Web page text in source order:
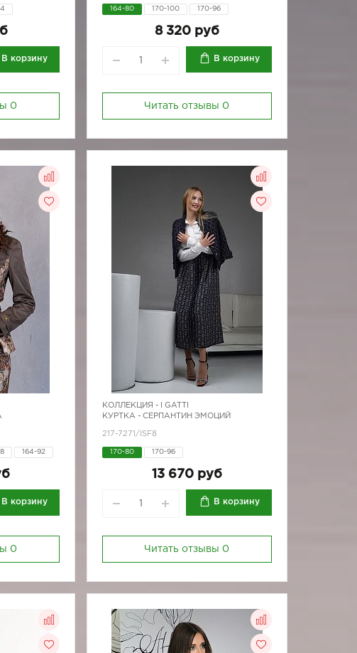
В корзину
0
164-80 170-100 170-96
8 320 руб
В корзину
Читать отзывы 0
164-92
В корзину
0
КОЛЛЕКЦИЯ -
I GATTI
КУРТКА - СЕРПАНТИН ЭМОЦИЙ
217-7271/ISF8
170-80 170-96
13 670 руб
В корзину
Читать отзывы 0